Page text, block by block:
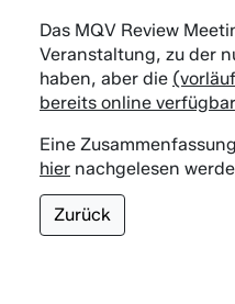
Das MQV Review
Veranstaltung, zu der
haben, aber die
bereits online verfügbar
Eine
hier nachgelesen
Zurück